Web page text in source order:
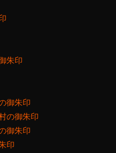
朱印
御朱印
の御朱印
御朱印
印